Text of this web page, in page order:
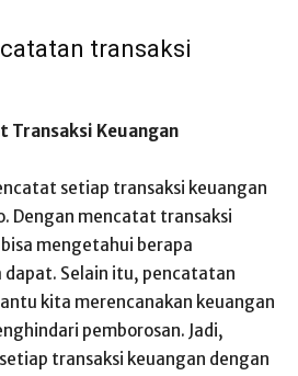
transaksi
Transaksi Keuangan
setiap transaksi keuangan
Dengan mencatat transaksi
mengetahui berapa
Selain itu, pencatatan
kita merencanakan keuangan
pemborosan. Jadi,
transaksi keuangan dengan